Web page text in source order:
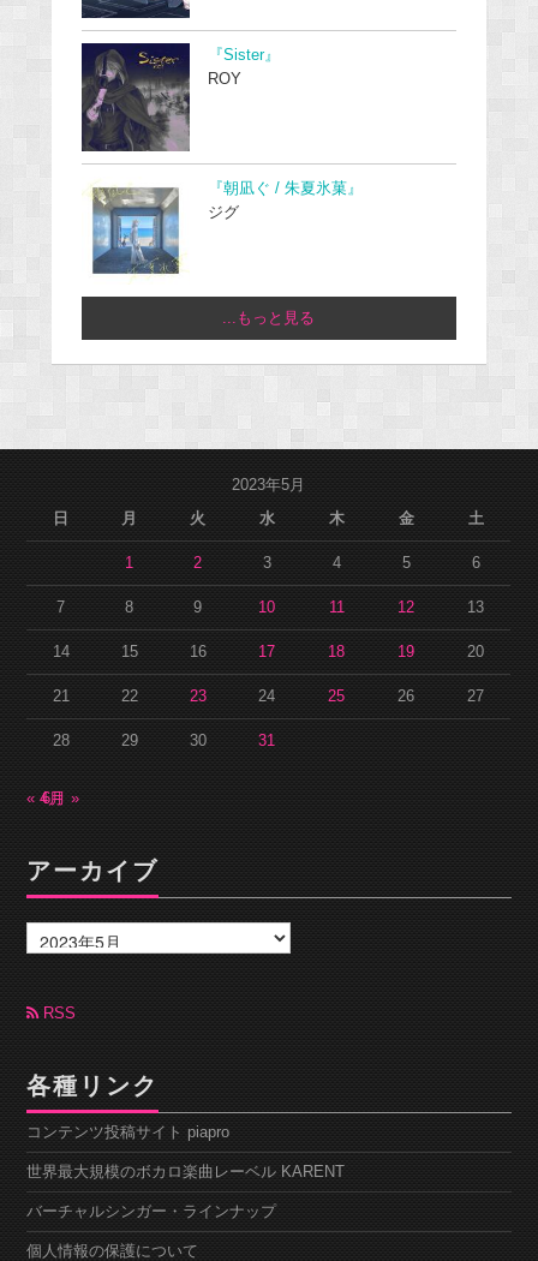
『Sister』
ROY
『朝凪ぐ / 朱夏氷菓』
ジグ
...もっと見る
2023年5月
日
月 火 水 木 金 土
1 2 3 4 5 6
7 8 9 10 11 12 13
14 15 16 17 18 19 20
21 22 23 24 25 26 27
28 29 30 31
« 4月6月 »
アーカイブ
ー
カ
ブ RSS
各種リンク
コンテンツ投稿サイト piapro
世界最大規模のボカロ楽曲レーベル KARENT
バーチャルシンガー・ラインナップ
個人情報の保護について